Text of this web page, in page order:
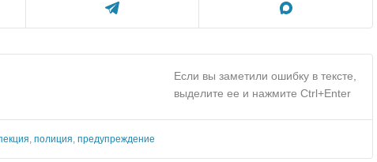
Если вы заметили ошибку в тексте,
выделите ее и нажмите Ctrl+Enter
полиция предупреждение